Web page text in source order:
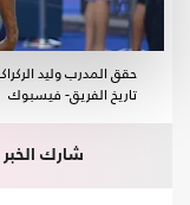
حقق المدرب وليد
تاريخ الفريق- فيسبوك
شارك الخبر